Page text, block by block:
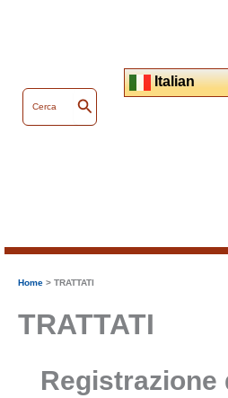
Ricerca
per:
Cerca
Italian
Home TRATTATI
TRATTATI
Registrazione